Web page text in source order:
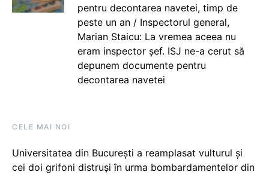
pentru decontarea navetei, timp de
peste un an / Inspectorul general,
Marian Staicu: La vremea aceea nu
eram inspector șef. ISJ ne-a cerut să
depunem documente pentru
decontarea navetei
CELE MAI NOI
Universitatea din București a reamplasat vulturul și
cei doi grifoni distruși în urma bombardamentelor din